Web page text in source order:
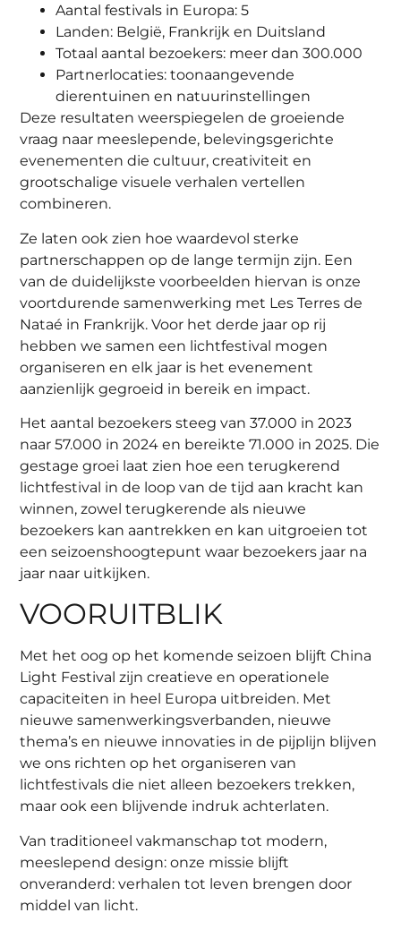
Aantal festivals in Europa: 5
Landen: België, Frankrijk en Duitsland
Totaal aantal bezoekers: meer dan 300.000
Partnerlocaties: toonaangevende
dierentuinen en natuurinstellingen
Deze resultaten weerspiegelen de groeiende
vraag naar meeslepende, belevingsgerichte
evenementen die cultuur, creativiteit en
grootschalige visuele verhalen vertellen
combineren.
Ze laten ook zien hoe waardevol sterke
partnerschappen op de lange termijn zijn. Een
van de duidelijkste voorbeelden hiervan is onze
voortdurende samenwerking met Les Terres de
Nataé in Frankrijk. Voor het derde jaar op rij
hebben we samen een lichtfestival mogen
organiseren en elk jaar is het evenement
aanzienlijk gegroeid in bereik en impact.
Het aantal bezoekers steeg van 37.000 in 2023
naar 57.000 in 2024 en bereikte 71.000 in 2025. Die
gestage groei laat zien hoe een terugkerend
lichtfestival in de loop van de tijd aan kracht kan
winnen, zowel terugkerende als nieuwe
bezoekers kan aantrekken en kan uitgroeien tot
een seizoenshoogtepunt waar bezoekers jaar na
jaar naar uitkijken.
VOORUITBLIK
Met het oog op het komende seizoen blijft China
Light Festival zijn creatieve en operationele
capaciteiten in heel Europa uitbreiden. Met
nieuwe samenwerkingsverbanden, nieuwe
thema’s en nieuwe innovaties in de pijplijn blijven
we ons richten op het organiseren van
lichtfestivals die niet alleen bezoekers trekken,
maar ook een blijvende indruk achterlaten.
Van traditioneel vakmanschap tot modern,
meeslepend design: onze missie blijft
onveranderd: verhalen tot leven brengen door
middel van licht.